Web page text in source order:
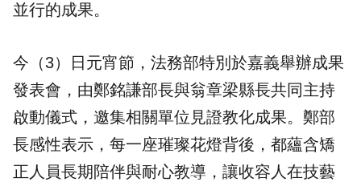
並行的成果。
今（3）日元宵節，法務部特別於嘉義舉辦成果
發表會，由鄭銘謙部長與翁章梁縣長共同主持
啟動儀式，邀集相關單位見證教化成果。鄭部
長感性表示，每一座璀璨花燈背後，都蘊含矯
正人員長期陪伴與耐心教導，讓收容人在技藝